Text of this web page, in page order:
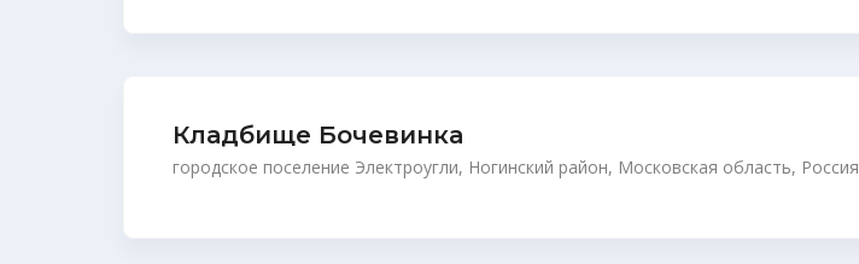
Кладбище Бочевинка
городское поселение Электроугли, Ногинский район, Московская область, Россия